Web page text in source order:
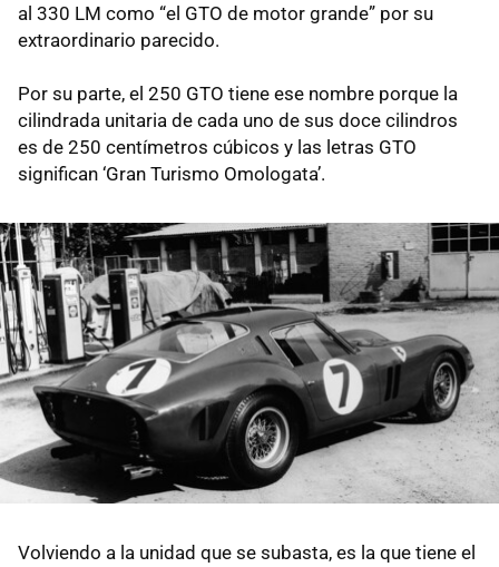
al 330 LM como “el GTO de motor grande” por su
extraordinario parecido.
Por su parte, el 250 GTO tiene ese nombre porque la
cilindrada unitaria de cada uno de sus doce cilindros
es de 250 centímetros cúbicos y las letras GTO
significan ‘Gran Turismo Omologata’.
Volviendo a la unidad que se subasta, es la que tiene el